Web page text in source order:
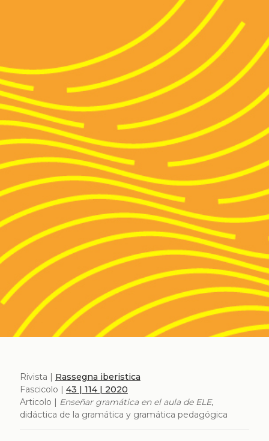
Rivista | Rassegna iberistica
Fascicolo | 43 | 114 | 2020
Articolo | Enseñar gramática en el aula de ELE,
didáctica de la gramática y gramática pedagógica